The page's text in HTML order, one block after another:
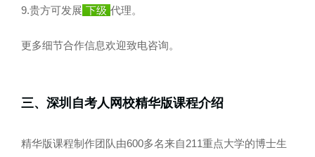
9.贵方可发展 下级 代理。
更多细节合作信息欢迎致电咨询。
三、深圳自考人网校精华版课程介绍
精华版课程制作团队由600多名来自211重点大学的博士生